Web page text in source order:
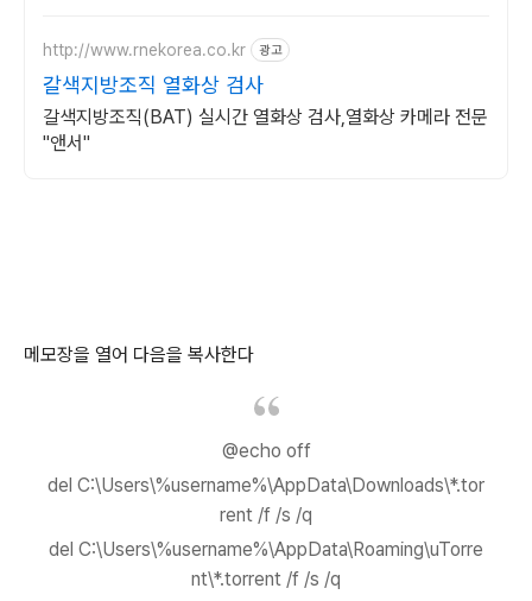
http://www.rnekorea.co.kr 광고
갈색지방조직 열화상 검사
갈색지방조직(BAT) 실시간 열화상 검사,열화상 카메라 전문
"앤서"
메모장을 열어 다음을 복사한다
@echo off
del C:\Users\%username%\AppData\Downloads\*.tor
rent /f /s /q
del C:\Users\%username%\AppData\Roaming\uTorre
nt\*.torrent /f /s /q